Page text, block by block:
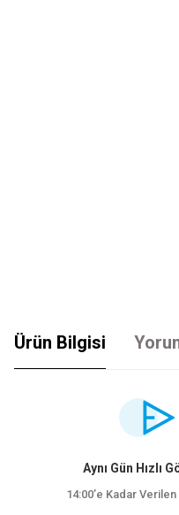
Ürün Bilgisi
Görüş ve önerileriniz için
Ürün açıklamasında eksik
Ürün bilgilerinde hatalar
Aynı Gün Hızlı
14:00’e Kadar